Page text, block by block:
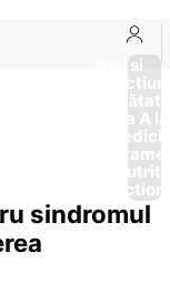
Boli si
Afectiuni
Sănătate
de la A
sindromul